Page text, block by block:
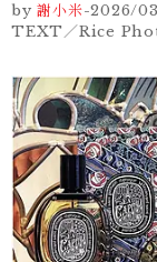
by 謝小米-2026/
TEXT／Rice